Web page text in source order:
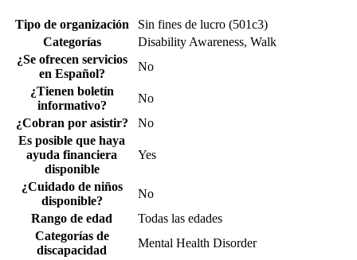
Tipo de organización
Sin fines de lucro (501c3)
Categorías
Disability Awareness, Walk
¿Se ofrecen servicios
en Español?
No
¿Tienen boletín
informativo?
No
¿Cobran por asistir?
No
Es posible que haya
ayuda financiera
disponible
Yes
¿Cuidado de niños
disponible?
No
Rango de edad
Todas las edades
Categorías de
discapacidad
Mental Health Disorder